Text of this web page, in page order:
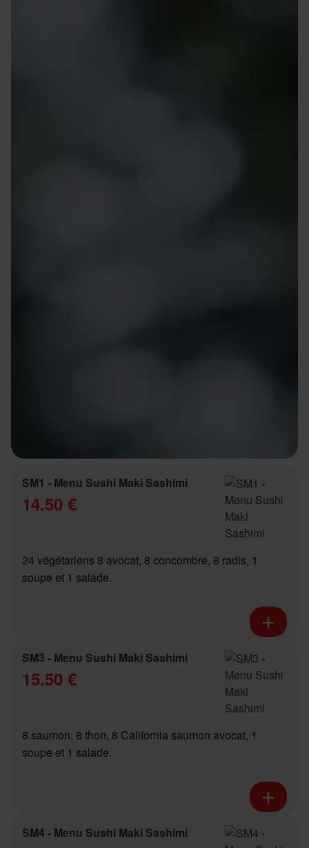
SM1 - Menu Sushi Maki Sashimi
14.50 €
24 végétariens 8 avocat, 8 concombre, 8 radis, 1
soupe et 1 salade.
SM3 - Menu Sushi Maki Sashimi
15.50 €
8 saumon, 8 thon, 8 California saumon avocat, 1
soupe et 1 salade.
SM4 - Menu Sushi Maki Sashimi